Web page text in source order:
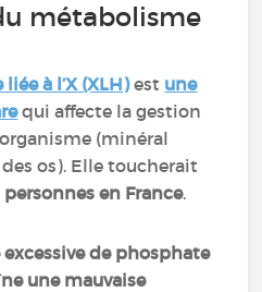
métabolisme
à l’X (XLH)est une
qui affecte la gestion
(minéral
os). Elle toucherait
en France.
de phosphate
une mauvaise